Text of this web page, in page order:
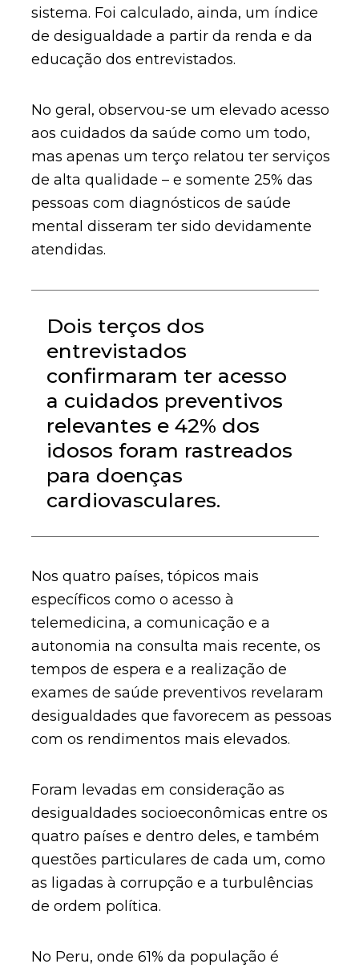
sistema. Foi calculado, ainda, um índice
de desigualdade a partir da renda e da
educação dos entrevistados.
No geral, observou-se um elevado acesso
aos cuidados da saúde como um todo,
mas apenas um terço relatou ter serviços
de alta qualidade – e somente 25% das
pessoas com diagnósticos de saúde
mental disseram ter sido devidamente
atendidas.
Dois terços dos
entrevistados
confirmaram ter acesso
a cuidados preventivos
relevantes e 42% dos
idosos foram rastreados
para doenças
cardiovasculares.
Nos quatro países, tópicos mais
específicos como o acesso à
telemedicina, a comunicação e a
autonomia na consulta mais recente, os
tempos de espera e a realização de
exames de saúde preventivos revelaram
desigualdades que favorecem as pessoas
com os rendimentos mais elevados.
Foram levadas em consideração as
desigualdades socioeconômicas entre os
quatro países e dentro deles, e também
questões particulares de cada um, como
as ligadas à corrupção e a turbulências
de ordem política.
No Peru, onde 61% da população é